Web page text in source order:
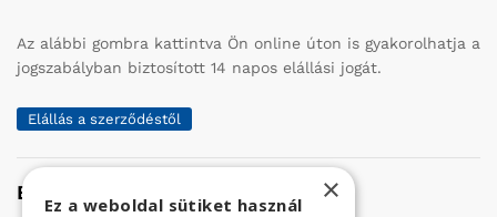
Az alábbi gombra kattintva Ön online úton is gyakorolhatja a
jogszabályban biztosított 14 napos elállási jogát.
Elállás a szerződéstől
Elérhetőség ×
Ez a weboldal sütiket használ